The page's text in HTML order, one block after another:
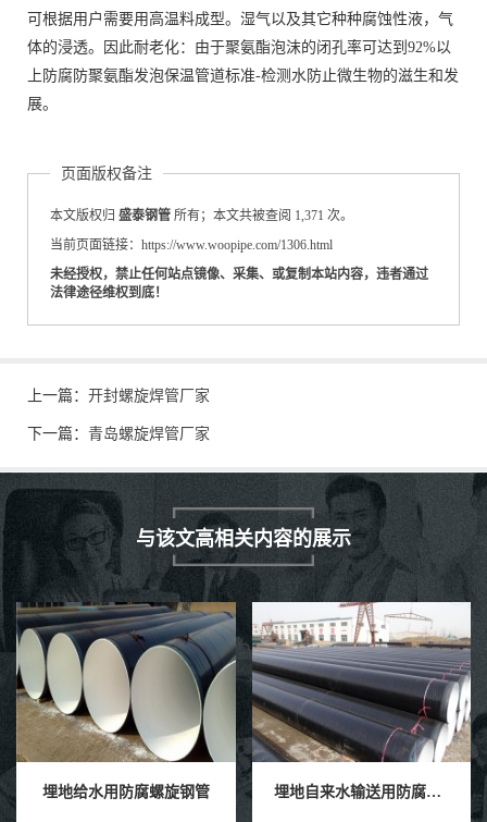
可根据用户需要用高温料成型。湿气以及其它种种腐蚀性液，气
体的浸透。因此耐老化：由于聚氨酯泡沫的闭孔率可达到92%以
上防腐防聚氨酯发泡保温管道标准-检测水防止微生物的滋生和发
展。
页面版权备注
本文版权归 盛泰钢管 所有；本文共被查阅 1,371 次。
当前页面链接：https://www.woopipe.com/1306.html
未经授权，禁止任何站点镜像、采集、或复制本站内容，违者通过
法律途径维权到底！
上一篇： 开封螺旋焊管厂家
下一篇： 青岛螺旋焊管厂家
与该文高相关内容的展示
埋地给水用防腐螺旋钢管 埋地自来水输送用防腐钢管